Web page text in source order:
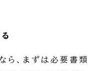
ら、まずは必要書類